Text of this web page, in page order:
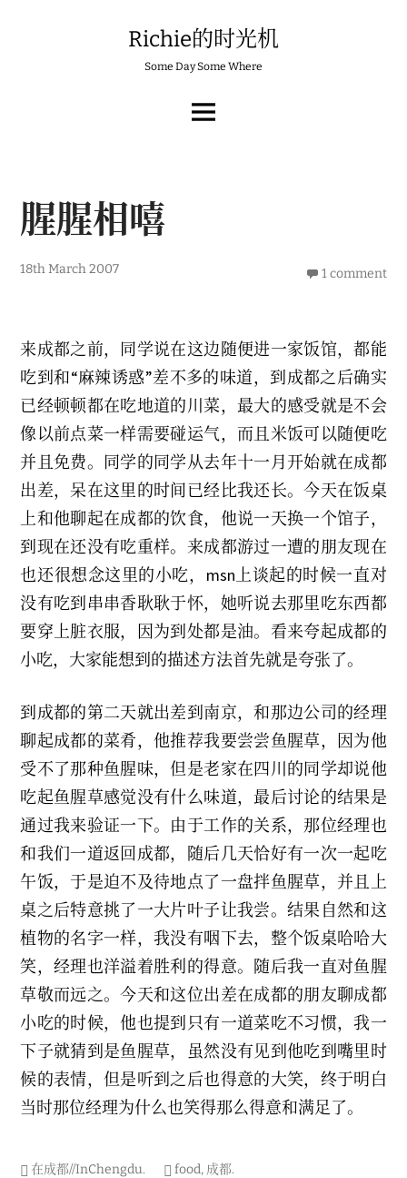
Richie的时光机
Some Day Some Where
MENU
腥腥相嘻
6
r
c
h
2
0
2
1
18th March 2007 1 comment
来成都之前，同学说在这边随便进一家饭馆，都能
吃到和“麻辣诱惑”差不多的味道，到成都之后确实
已经顿顿都在吃地道的川菜，最大的感受就是不会
像以前点菜一样需要碰运气，而且米饭可以随便吃
并且免费。同学的同学从去年十一月开始就在成都
出差，呆在这里的时间已经比我还长。今天在饭桌
上和他聊起在成都的饮食，他说一天换一个馆子，
到现在还没有吃重样。来成都游过一遭的朋友现在
也还很想念这里的小吃，msn上谈起的时候一直对
没有吃到串串香耿耿于怀，她听说去那里吃东西都
要穿上脏衣服，因为到处都是油。看来夸起成都的
小吃，大家能想到的描述方法首先就是夸张了。
到成都的第二天就出差到南京，和那边公司的经理
聊起成都的菜肴，他推荐我要尝尝鱼腥草，因为他
受不了那种鱼腥味，但是老家在四川的同学却说他
吃起鱼腥草感觉没有什么味道，最后讨论的结果是
通过我来验证一下。由于工作的关系，那位经理也
和我们一道返回成都，随后几天恰好有一次一起吃
午饭，于是迫不及待地点了一盘拌鱼腥草，并且上
桌之后特意挑了一大片叶子让我尝。结果自然和这
植物的名字一样，我没有咽下去，整个饭桌哈哈大
笑，经理也洋溢着胜利的得意。随后我一直对鱼腥
草敬而远之。今天和这位出差在成都的朋友聊成都
小吃的时候，他也提到只有一道菜吃不习惯，我一
下子就猜到是鱼腥草，虽然没有见到他吃到嘴里时
候的表情，但是听到之后也得意的大笑，终于明白
当时那位经理为什么也笑得那么得意和满足了。
在成都//InChengdu. food, 成都.